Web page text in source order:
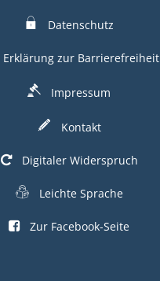
Datenschutz
Erklärung zur Barrierefreiheit
Impressum
Kontakt
Digitaler Widerspruch
Leichte Sprache
Zur Facebook-Seite